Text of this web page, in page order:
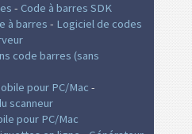
- Code à barres SDK
à barres - Logiciel de codes
code barres (sans
pour PC/Mac -
scanneur
pour PC/Mac